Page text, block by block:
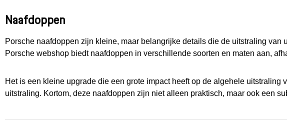
Naafdoppen
Porsche naafdoppen zijn kleine, maar belangrijke details die de uitstraling
Porsche webshop biedt naafdoppen in verschillende soorten en maten aan,
Het is een kleine upgrade die een grote impact heeft op de algehele
uitstraling. Kortom, deze naafdoppen zijn niet alleen praktisch, maar ook een